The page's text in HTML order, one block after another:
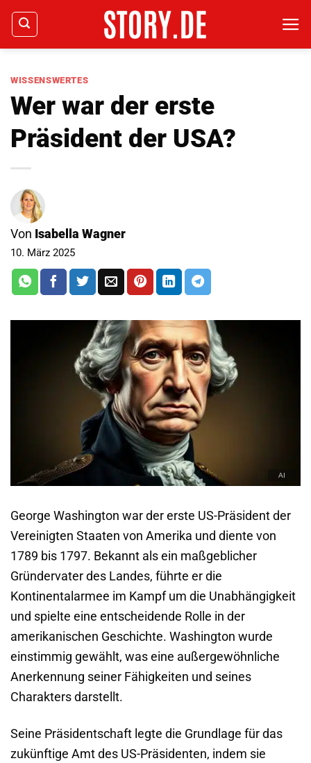
Zum
Inhalt
springen
WISSENSWERTES
Wer war der erste
Präsident der USA?
Von Isabella Wagner
10. März 2025
George Washington war der erste US-Präsident der
Vereinigten Staaten von Amerika und diente von
1789 bis 1797. Bekannt als ein maßgeblicher
Gründervater des Landes, führte er die
Kontinentalarmee im Kampf um die Unabhängigkeit
und spielte eine entscheidende Rolle in der
amerikanischen Geschichte. Washington wurde
einstimmig gewählt, was eine außergewöhnliche
Anerkennung seiner Fähigkeiten und seines
Charakters darstellt.
Seine Präsidentschaft legte die Grundlage für das
zukünftige Amt des US-Präsidenten, indem sie